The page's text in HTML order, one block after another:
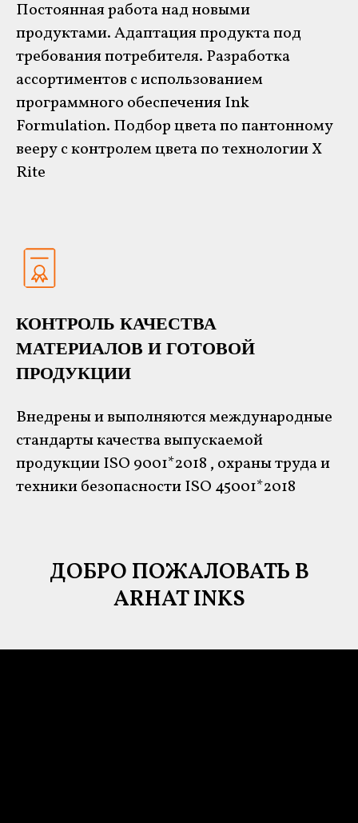
Постоянная работа над новыми
продуктами. Адаптация продукта под
требования потребителя. Разработка
ассортиментов с использованием
программного обеспечения Ink
Formulation. Подбор цвета по пантонному
вееру с контролем цвета по технологии X
Rite
КОНТРОЛЬ КАЧЕСТВА
МАТЕРИАЛОВ И ГОТОВОЙ
ПРОДУКЦИИ
Внедрены и выполняются международные
стандарты качества выпускаемой
продукции ISO 9001*2018 , охраны труда и
техники безопасности ISO 45001*2018
ДОБРО ПОЖАЛОВАТЬ В
ARHAT INKS